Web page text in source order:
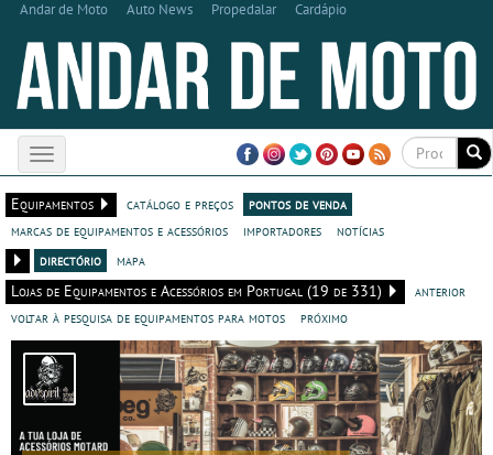
Andar de Moto Auto News Propedalar Cardápio
Toggle
navigation
Equipamentos
catálogo e preços
pontos de venda
marcas de equipamentos e acessórios
importadores
notícias
directório
mapa
Lojas de Equipamentos e Acessórios em Portugal (19 de 331)
anterior
voltar à pesquisa de equipamentos para motos
próximo